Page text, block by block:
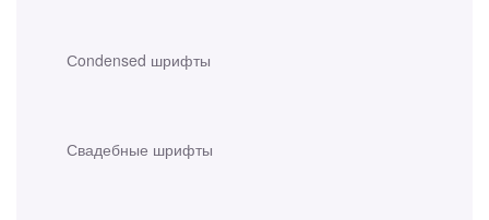
Сondensed шрифты
Свадебные шрифты